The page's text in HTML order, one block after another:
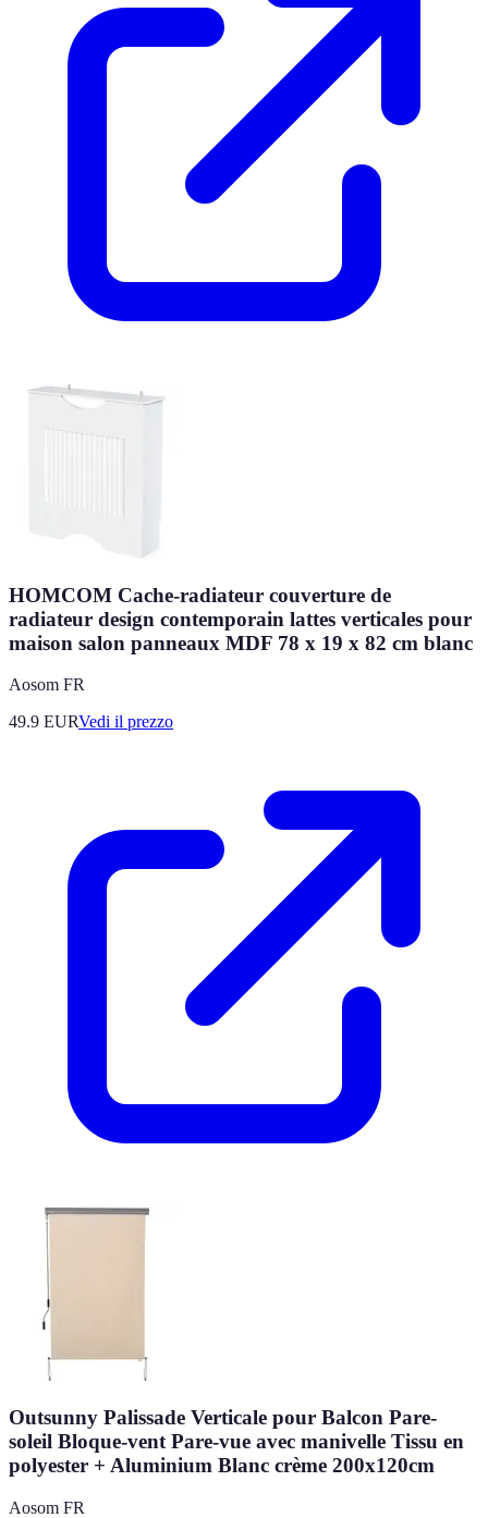
HOMCOM Cache-radiateur couverture de
radiateur design contemporain lattes verticales pour
maison salon panneaux MDF 78 x 19 x 82 cm blanc
Aosom FR
49.9 EURVedi il prezzo
Outsunny Palissade Verticale pour Balcon Pare-
soleil Bloque-vent Pare-vue avec manivelle Tissu en
polyester + Aluminium Blanc crème 200x120cm
Aosom FR